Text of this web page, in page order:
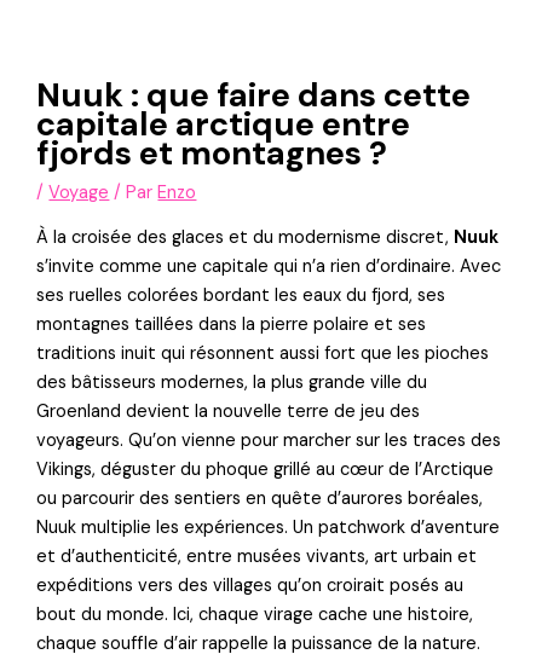
Nuuk : que faire dans cette
capitale arctique entre
fjords et montagnes ?
/Voyage / ParEnzo
À la croisée des glaces et du modernisme discret, Nuuk
s’invite comme une capitale qui n’a rien d’ordinaire. Avec
ses ruelles colorées bordant les eaux du fjord, ses
montagnes taillées dans la pierre polaire et ses
traditions inuit qui résonnent aussi fort que les pioches
des bâtisseurs modernes, la plus grande ville du
Groenland devient la nouvelle terre de jeu des
voyageurs. Qu’on vienne pour marcher sur les traces des
Vikings, déguster du phoque grillé au cœur de l’Arctique
ou parcourir des sentiers en quête d’aurores boréales,
Nuuk multiplie les expériences. Un patchwork d’aventure
et d’authenticité, entre musées vivants, art urbain et
expéditions vers des villages qu’on croirait posés au
bout du monde. Ici, chaque virage cache une histoire,
chaque souffle d’air rappelle la puissance de la nature.